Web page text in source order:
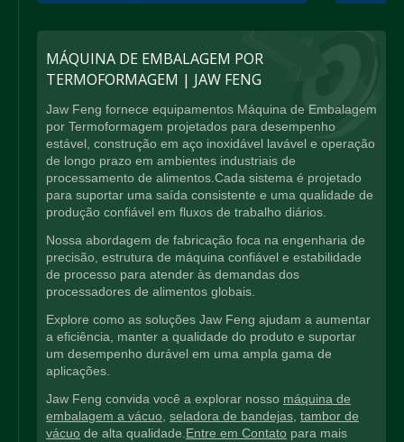
MÁQUINA DE EMBALAGEM POR
TERMOFORMAGEM | JAW FENG
Jaw Feng fornece equipamentos Máquina de Embalagem
por Termoformagem projetados para desempenho
estável, construção em aço inoxidável lavável e operação
de longo prazo em ambientes industriais de
processamento de alimentos.Cada sistema é projetado
para suportar uma saída consistente e uma qualidade de
produção confiável em fluxos de trabalho diários.
Nossa abordagem de fabricação foca na engenharia de
precisão, estrutura de máquina confiável e estabilidade
de processo para atender às demandas dos
processadores de alimentos globais.
Explore como as soluções Jaw Feng ajudam a aumentar
a eficiência, manter a qualidade do produto e suportar
um desempenho durável em uma ampla gama de
aplicações.
Jaw Feng convida você a explorar nosso máquina de
embalagem a vácuo, seladora de bandejas, tambor de
vácuo de alta qualidade. Entre em Contato para mais